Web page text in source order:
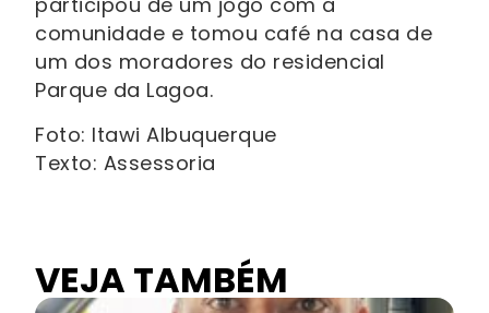
comunidade e tomou café na casa de
um dos moradores do residencial
Parque da Lagoa.
Foto: Itawi Albuquerque
Texto: Assessoria
VEJA TAMBÉM